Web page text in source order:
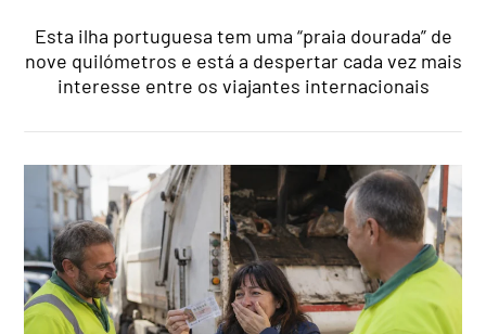
Esta ilha portuguesa tem uma “praia dourada” de
nove quilómetros e está a despertar cada vez mais
interesse entre os viajantes internacionais